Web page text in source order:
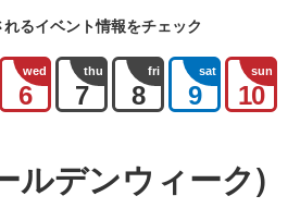
るイベント情報をチェック
wed
6
thu
7
fri
8
sat
9
sun
10
ルデンウィーク)